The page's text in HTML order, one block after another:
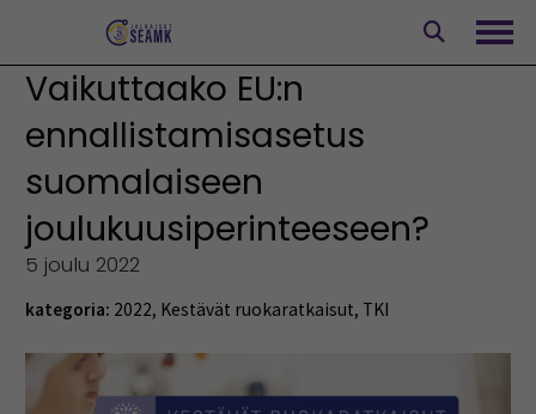
Vaikuttaako EU:n
ennallistamisasetus
suomalaiseen
joulukuusiperinteeseen?
5 joulu 2022
kategoria: 2022, Kestävät ruokaratkaisut, TKI